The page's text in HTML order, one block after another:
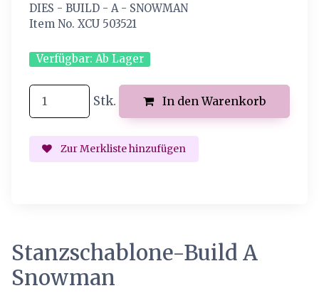
DIES - BUILD - A - SNOWMAN
Item No. XCU 503521
Verfügbar: Ab Lager
Stk. In den Warenkorb
Zur Merkliste hinzufügen
Stanzschablone-Build A
Snowman